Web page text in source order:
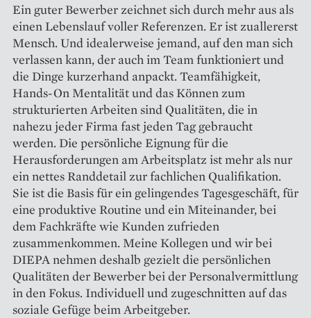
Ein guter Bewerber zeichnet sich durch mehr aus als
einen Lebenslauf voller Referenzen. Er ist zuallererst
Mensch. Und idealerweise jemand, auf den man sich
verlassen kann, der auch im Team funktioniert und
die Dinge kurzerhand anpackt. Teamfähigkeit,
Hands-On Mentalität und das Können zum
strukturierten Arbeiten sind Qualitäten, die in
nahezu jeder Firma fast jeden Tag gebraucht
werden. Die persönliche Eignung für die
Herausforderungen am Arbeitsplatz ist mehr als nur
ein nettes Randdetail zur fachlichen Qualifikation.
Sie ist die Basis für ein gelingendes Tagesgeschäft, für
eine produktive Routine und ein Miteinander, bei
dem Fachkräfte wie Kunden zufrieden
zusammenkommen. Meine Kollegen und wir bei
DIEPA nehmen deshalb gezielt die persönlichen
Qualitäten der Bewerber bei der Personalvermittlung
in den Fokus. Individuell und zugeschnitten auf das
soziale Gefüge beim Arbeitgeber.